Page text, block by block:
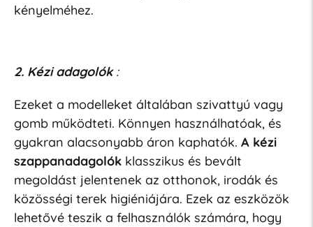
kényelméhez.
2. Kézi adagolók:
Ezeket a modelleket általában szivattyú vagy
gomb működteti. Könnyen használhatóak, és
gyakran alacsonyabb áron kaphatók. A kézi
szappanadagolókklasszikus és bevált
megoldást jelentenek az otthonok, irodák és
közösségi terek higiéniájára. Ezek az eszközök
lehetővé teszik a felhasználók számára, hogy